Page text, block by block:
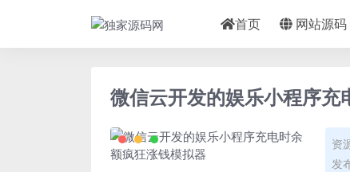
首页 网站源码
微信云开发的娱乐小程序
资
发